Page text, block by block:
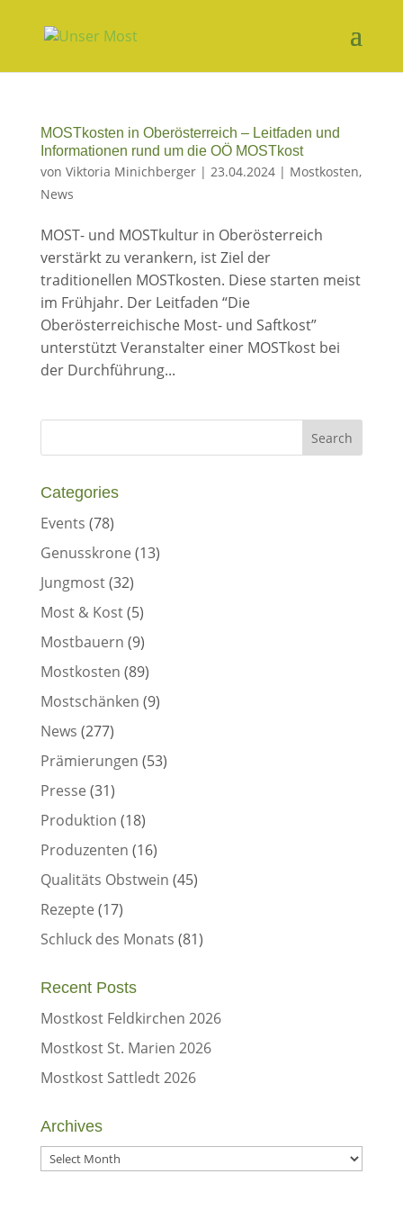
MOSTkosten in Oberösterreich – Leitfaden und
Informationen rund um die OÖ MOSTkost
von Viktoria Minichberger| 23.04.2024| Mostkosten,
News
MOST- und MOSTkultur in Oberösterreich
verstärkt zu verankern, ist Ziel der
traditionellen MOSTkosten. Diese starten meist
im Frühjahr. Der Leitfaden “Die
Oberösterreichische Most- und Saftkost”
unterstützt Veranstalter einer MOSTkost bei
der Durchführung...
Categories
Events (78)
Genusskrone (13)
Jungmost(32)
Most & Kost(5)
Mostbauern (9)
Mostkosten (89)
Mostschänken (9)
News (277)
Prämierungen (53)
Presse (31)
Produktion (18)
Produzenten (16)
Qualitäts Obstwein (45)
Rezepte (17)
Schluck des Monats (81)
Recent Posts
Mostkost Feldkirchen 2026
Mostkost St. Marien 2026
Mostkost Sattledt 2026
Archives
Archives